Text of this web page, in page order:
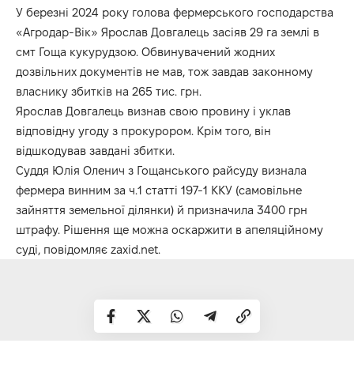
У березні 2024 року голова фермерського господарства
«Агродар-Вік» Ярослав Довгалець засіяв 29 га землі в
смт Гоща кукурудзою. Обвинувачений жодних
дозвільних документів не мав, тож завдав законному
власнику збитків на 265 тис. грн.
Ярослав Довгалець визнав свою провину і уклав
відповідну угоду з прокурором. Крім того, він
відшкодував завдані збитки.
Суддя Юлія Оленич з Гощанського райсуду визнала
фермера винним за ч.1 статті 197-1 ККУ (самовільне
зайняття земельної ділянки) й призначила 3400 грн
штрафу. Рішення ще можна оскаржити в апеляційному
суді, повідомляє zaxid.net.